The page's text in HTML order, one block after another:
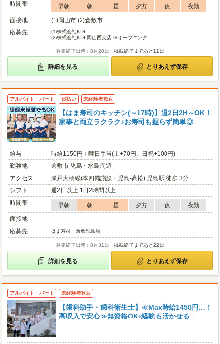
時間帯
早朝 朝 昼 夕方 夜
夜勤
面接地
(1)岡山市 (2)倉敷市
応募先
(1)株式会社KIG
(2)株式会社KIG 岡山西支店 ※オープニング
募集終了日時：8月20日 掲載終了まであと11日
詳細を見る とりあえず保存
アルバイト・パート 日払い 未経験者歓迎
【はま寿司のキッチン(～17時)】週2日2H～OK！
家事と両立ラクラク♪お寿司も握らず簡単◎
給与
時給1150円＋曜日手当(土+70円、日祝+100円)
勤務地
倉敷市 児島・水島周辺
アクセス
瀬戸大橋線(本四備讃線・児島-高松) 児島駅 徒歩 3分
シフト
週2日以上 1日2時間以上
時間帯
早朝 朝 昼 夕方 夜
夜勤
面接地
応募先
はま寿司 倉敷児島店
募集終了日時：8月31日 掲載終了まであと22日
詳細を見る とりあえず保存
アルバイト・パート 未経験者歓迎
【歯科助手・歯科衛生士】≪Max時給1450円…！
高収入で安心≫無資格OK♪経験も活かせる！